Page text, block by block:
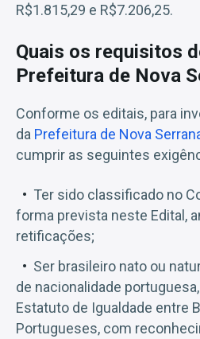
R$1.815,29 e R$7.206,25.
Quais os requisitos
Prefeitura de Nova
Conforme os editais, para
da Prefeitura de Nova
cumprir as seguintes
Ter sido classificado no
forma prevista neste Edital,
retificações;
Ser brasileiro nato ou
de nacionalidade
Estatuto de Igualdade entre
Portugueses, com